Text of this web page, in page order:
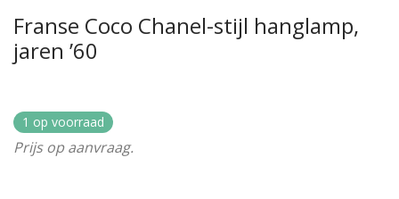
Franse Coco Chanel-stijl hanglamp,
jaren ’60
1 op voorraad
Prijs op aanvraag.